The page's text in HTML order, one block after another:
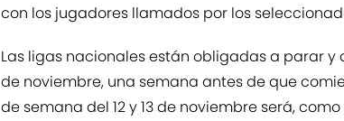
con los jugadores llamados por los
Las ligas nacionales están obligadas a parar y
de noviembre, una semana antes de que
de semana del 12 y 13 de noviembre será,